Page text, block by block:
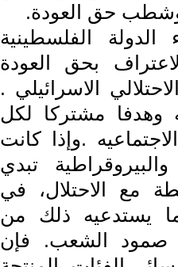
وشطب حق العودة.
الفلسطينية
بحق العودة
الاسرائيلي .
وهدفا مشتركا لكل
.وإذا كانت
تبدي
مع الاحتلال، في
يستدعيه ذلك من
صمود الشعب. فإن